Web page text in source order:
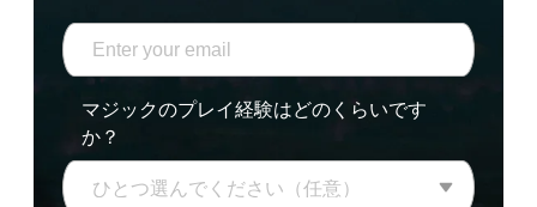
マジックのプレイ経験はどのくらいです
か？